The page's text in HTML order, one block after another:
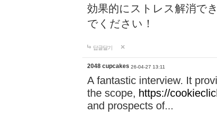
効果的にストレス解消で
でください！
답글달기
2048 cupcakes 26-04-27 13:11
A fantastic interview. It
the scope, https://
and prospects of...